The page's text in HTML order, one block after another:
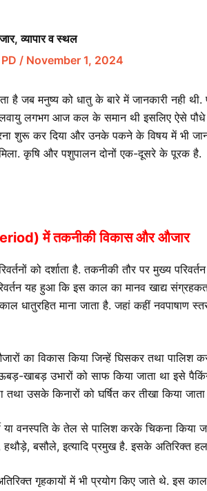
व्यापार व स्थल
/ November 1, 2024
है जब मनुष्य को धातु के बारे में जानकारी नही थी.
लगभग आज कल के समान थी इसलिए ऐसे
शुरू कर दिया और उनके पकने के विषय में भी
कृषि और पशुपालन दोनों एक-दूसरे के पूरक है.
में तकनीकी विकास और औजार
को दर्शाता है. तकनीकी तौर पर मुख्य
यह हुआ कि इस काल का मानव खाद्य
धातुरहित माना जाता है. जहां कहीं नवपाषाण
का विकास किया जिन्हें घिसकर तथा पालिश
खाबड़ उभारों को साफ किया जाता था इसे
उसके किनारों को घर्षित कर तीखा किया जाता
वनस्पति के तेल से पालिश करके चिकना किया
हथौड़े, बसौले, इत्यादि प्रमुख है. इसके अतिरिक्त
गृहकायों में भी प्रयोग किए जाते थे. इस काल